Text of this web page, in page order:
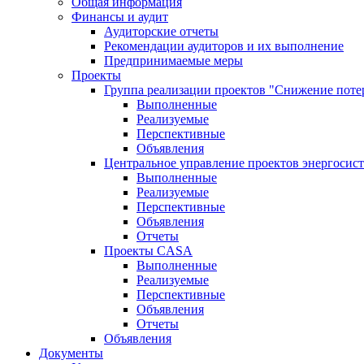
Финансы и аудит
Аудиторские отчеты
Рекомендации аудиторов и их выполнение
Предпринимаемые меры
Проекты
Группа реализации проектов "Снижение
Выполненные
Реализуемые
Перспективные
Объявления
Центральное управление проектов
Выполненные
Реализуемые
Перспективные
Объявления
Отчеты
Проекты CASA
Выполненные
Реализуемые
Перспективные
Объявления
Отчеты
Объявления
Документы